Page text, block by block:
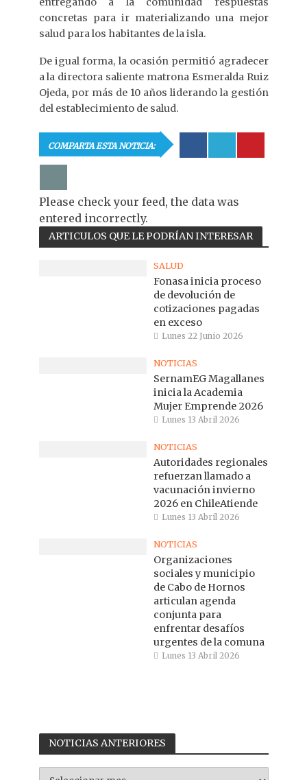
concretas para ir materializando una mejor
salud para los habitantes de la isla.
De igual forma, la ocasión permitió agradecer
a la directora saliente matrona Esmeralda Ruiz
Ojeda, por más de 10 años liderando la gestión
del establecimiento de salud.
COMPARTA ESTA NOTICIA:
Please check your feed, the data was
entered incorrectly.
ARTICULOS QUE LE PODRÍAN INTERESAR
SALUD
Fonasa inicia proceso
de devolución de
cotizaciones pagadas
en exceso
Lunes 22 Junio 2026
NOTICIAS
SernamEG Magallanes
inicia la Academia
Mujer Emprende 2026
Lunes 13 Abril 2026
NOTICIAS
Autoridades regionales
refuerzan llamado a
vacunación invierno
2026 en ChileAtiende
Lunes 13 Abril 2026
NOTICIAS
Organizaciones
sociales y municipio
de Cabo de Hornos
articulan agenda
conjunta para
enfrentar desafíos
urgentes de la comuna
Lunes 13 Abril 2026
NOTICIAS ANTERIORES